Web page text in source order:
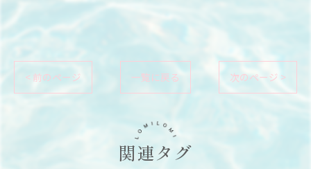
< 前のページ 一覧に戻る 次のページ >
関連タグ